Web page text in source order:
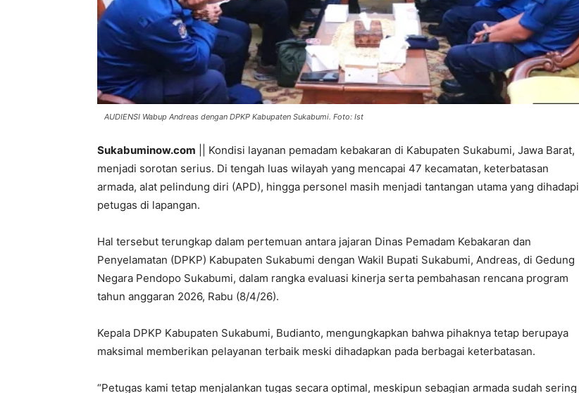
AUDIENSI Wabup Andreas dengan DPKP Kabupaten Sukabumi. Foto: Ist
Sukabuminow.com || Kondisi layanan pemadam kebakaran di Kabupaten Sukabumi, Jawa Barat,
menjadi sorotan serius. Di tengah luas wilayah yang mencapai 47 kecamatan, keterbatasan
armada, alat pelindung diri (APD), hingga personel masih menjadi tantangan utama yang dihadapi
petugas di lapangan.
Hal tersebut terungkap dalam pertemuan antara jajaran Dinas Pemadam Kebakaran dan
Penyelamatan (DPKP) Kabupaten Sukabumi dengan Wakil Bupati Sukabumi, Andreas, di Gedung
Negara Pendopo Sukabumi, dalam rangka evaluasi kinerja serta pembahasan rencana program
tahun anggaran 2026, Rabu (8/4/26).
Kepala DPKP Kabupaten Sukabumi, Budianto, mengungkapkan bahwa pihaknya tetap berupaya
maksimal memberikan pelayanan terbaik meski dihadapkan pada berbagai keterbatasan.
“Petugas kami tetap menjalankan tugas secara optimal, meskipun sebagian armada sudah sering